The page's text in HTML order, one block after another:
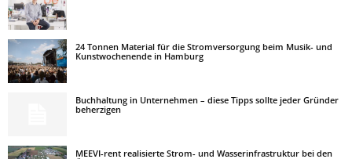
24 Tonnen Material für die Stromversorgung beim Musik- und
Kunstwochenende in Hamburg
Buchhaltung in Unternehmen – diese Tipps sollte jeder Gründer
beherzigen
MEEVI-rent realisierte Strom- und Wasserinfrastruktur bei den